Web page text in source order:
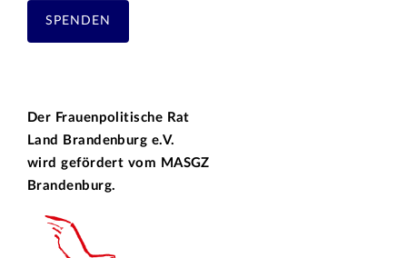
SPENDEN
Der Frauenpolitische Rat
Land Brandenburg e.V.
wird gefördert vom MASGZ
Brandenburg.